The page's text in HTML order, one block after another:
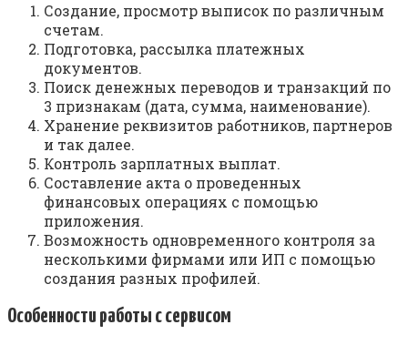
Создание, просмотр выписок по различным
счетам.
Подготовка, рассылка платежных
документов.
Поиск денежных переводов и транзакций по
3 признакам (дата, сумма, наименование).
Хранение реквизитов работников, партнеров
и так далее.
Контроль зарплатных выплат.
Составление акта о проведенных
финансовых операциях с помощью
приложения.
Возможность одновременного контроля за
несколькими фирмами или ИП с помощью
создания разных профилей.
Особенности работы с сервисом